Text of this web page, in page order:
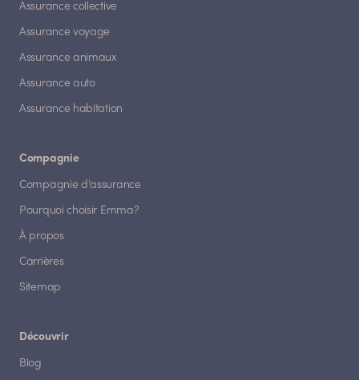
Assurance collective
Assurance voyage
Assurance animaux
Assurance auto
Assurance habitation
Compagnie
Compagnie d'assurance
Pourquoi choisir Emma?
À propos
Carrières
Sitemap
Découvrir
Blog